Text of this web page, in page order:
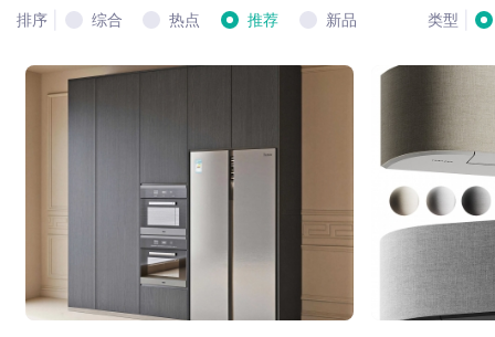
排序 综合 热点 推荐 新品 类型